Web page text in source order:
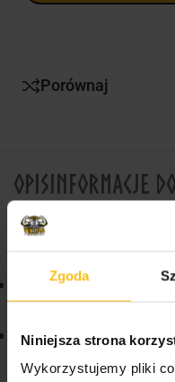
Zgoda
Niniejsza strona
Wykorzystujemy pliki
Porównaj
OPISINFORMACJE
Co wyróżnia ten
Posiada specjalnie
Konstrukcja shakera
nie przepuszczać